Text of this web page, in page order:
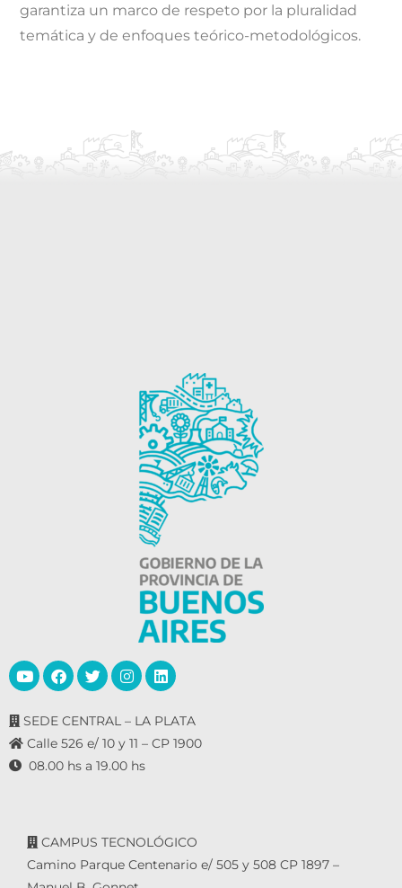
garantiza un marco de respeto por la pluralidad
temática y de enfoques teórico-metodológicos.
SEDE CENTRAL – LA PLATA
Calle 526 e/ 10 y 11 – CP 1900
08.00 hs a 19.00 hs
CAMPUS TECNOLÓGICO
Camino Parque Centenario e/ 505 y 508 CP 1897 –